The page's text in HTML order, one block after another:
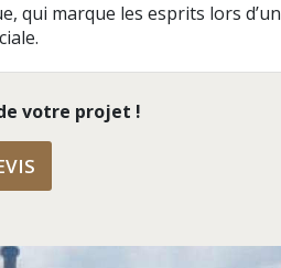
qui marque les esprits lors d’un
votre projet !